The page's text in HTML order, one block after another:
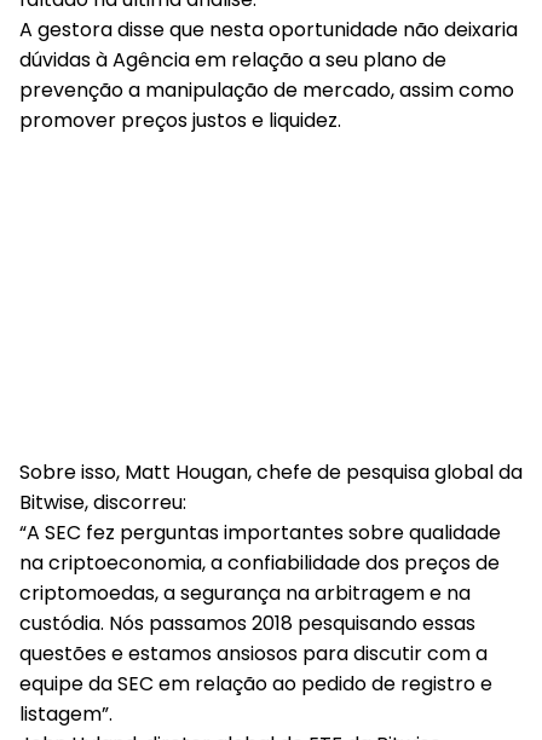
A gestora disse que nesta oportunidade não deixaria
dúvidas à Agência em relação a seu plano de
prevenção a manipulação de mercado, assim como
promover preços justos e liquidez.
Sobre isso, Matt Hougan, chefe de pesquisa global da
Bitwise, discorreu:
“A SEC fez perguntas importantes sobre qualidade
na criptoeconomia, a confiabilidade dos preços de
criptomoedas, a segurança na arbitragem e na
custódia. Nós passamos 2018 pesquisando essas
questões e estamos ansiosos para discutir com a
equipe da SEC em relação ao pedido de registro e
listagem”.